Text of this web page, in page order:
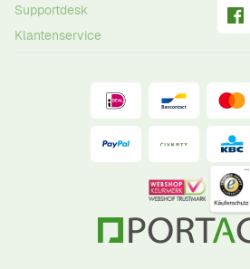
Supportdesk
Klantenservice